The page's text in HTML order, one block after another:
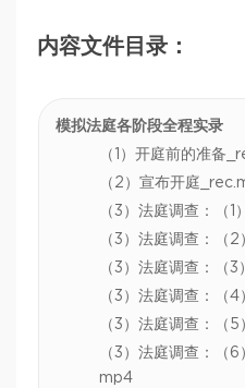
内容文件目录：
模拟法庭各阶段全程实录
（1）开庭前的准备
（2）宣布开庭
（3）法庭调查：（
（3）法庭调查：（
（3）法庭调查：（
（3）法庭调查：（
（3）法庭调查：（
（3）法庭调查：（
mp4